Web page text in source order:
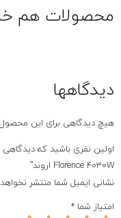
محصولات هم
دیدگاهها
هیچ دیدگاهی برای این
Florence 4030W اروند”
نشانی ایمیل شما منتشر
امتیاز شما